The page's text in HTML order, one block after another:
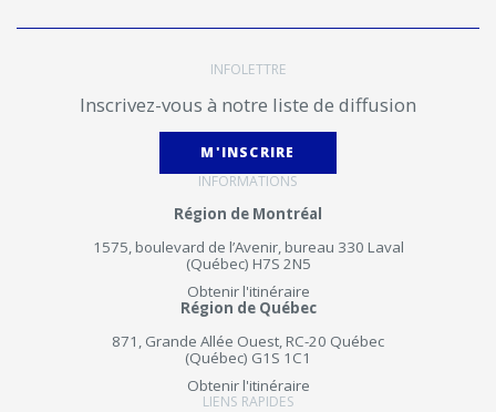
INFOLETTRE
Inscrivez-vous à notre liste de diffusion
M'INSCRIRE
INFORMATIONS
Région de Montréal
1575, boulevard de l’Avenir, bureau 330 Laval
(Québec) H7S 2N5
Obtenir l'itinéraire
Région de Québec
871, Grande Allée Ouest, RC-20 Québec
(Québec) G1S 1C1
Obtenir l'itinéraire
LIENS RAPIDES